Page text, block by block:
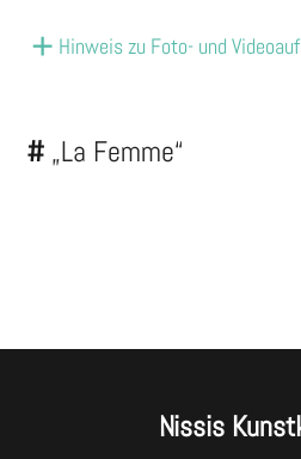
Hinweis zu Foto- und
# „La Femme“
Nissis